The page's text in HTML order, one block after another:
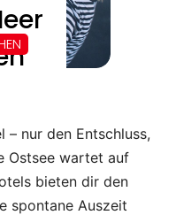
– nur den Entschluss,
Ostsee wartet auf
bieten dir den
spontane Auszeit